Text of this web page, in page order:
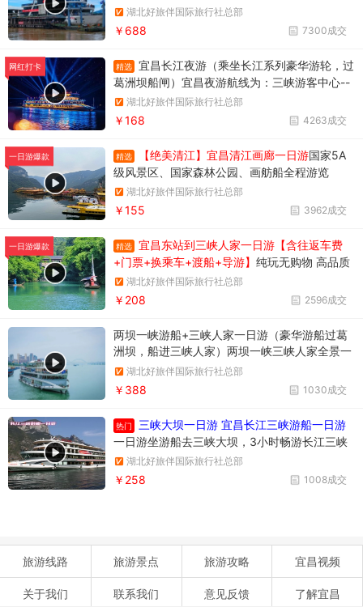
两坝一峡，升级版两坝一峡全域游，两坝一峡PL
US版本
湖北好旅伴国际旅行社总部
7300成交
￥688
网红打卡 精选
宜昌长江夜游（乘坐长江系列豪华游轮，过
葛洲坝船闸）宜昌夜游航线为：三峡游客中心--
天然塔--过葛洲坝船闸--黄柏河下船，穿过葛洲
坝船闸，体验水涨船高的神奇变化。
湖北好旅伴国际旅行社总部
4263成交
￥168
一日游爆款 精选 【绝美清江】宜昌清江画廊一日游国家5A
级风景区、国家森林公园、画舫船全程游览
湖北好旅伴国际旅行社总部
3962成交
￥155
一日游爆款 精选
宜昌东站到三峡人家一日游【含往返车费
+门票+换乘车+渡船+导游】 纯玩无购物 高品质
享受当地跟团一日游
湖北好旅伴国际旅行社总部
2596成交
￥208
两坝一峡游船+三峡人家一日游（豪华游船过葛
洲坝，船进三峡人家）两坝一峡三峡人家全景一
日游湖北好旅伴国际旅行社总部
1030成交
￥388
热门
三峡大坝一日游 宜昌长江三峡游船一日游
一日游坐游船去三峡大坝，3小时畅游长江三峡
西陵峡风光，参观举世瞩目的三峡大坝，多维度
了解三峡工程
湖北好旅伴国际旅行社总部
1008成交
￥258
旅游线路 旅游景点 旅游攻略 宜昌视频
关于我们 联系我们 意见反馈 了解宜昌